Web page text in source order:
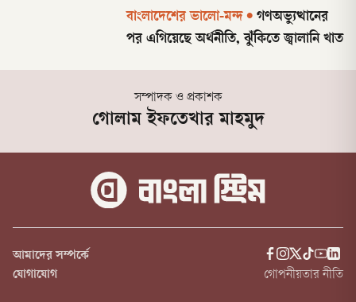
বাংলাদেশের ভালো-মন্দ • গণঅভ্যুত্থানের
পর এগিয়েছে অর্থনীতি, ঝুঁকিতে জ্বালানি খাত
সম্পাদক ও প্রকাশক
গোলাম ইফতেখার মাহমুদ
গোপনীয়তার নীতি
আমাদের সম্পর্কে
যোগাযোগ